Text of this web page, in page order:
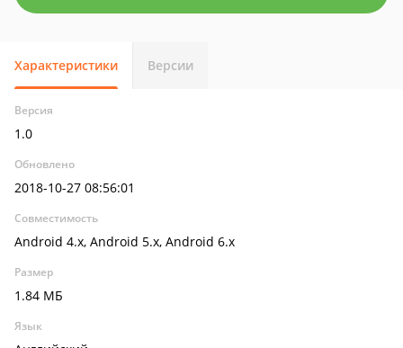
Характеристики Версии
Версия
1.0
Обновлено
2018-10-27 08:56:01
Совместимость
Android 4.x, Android 5.x, Android 6.x
Размер
1.84 МБ
Язык